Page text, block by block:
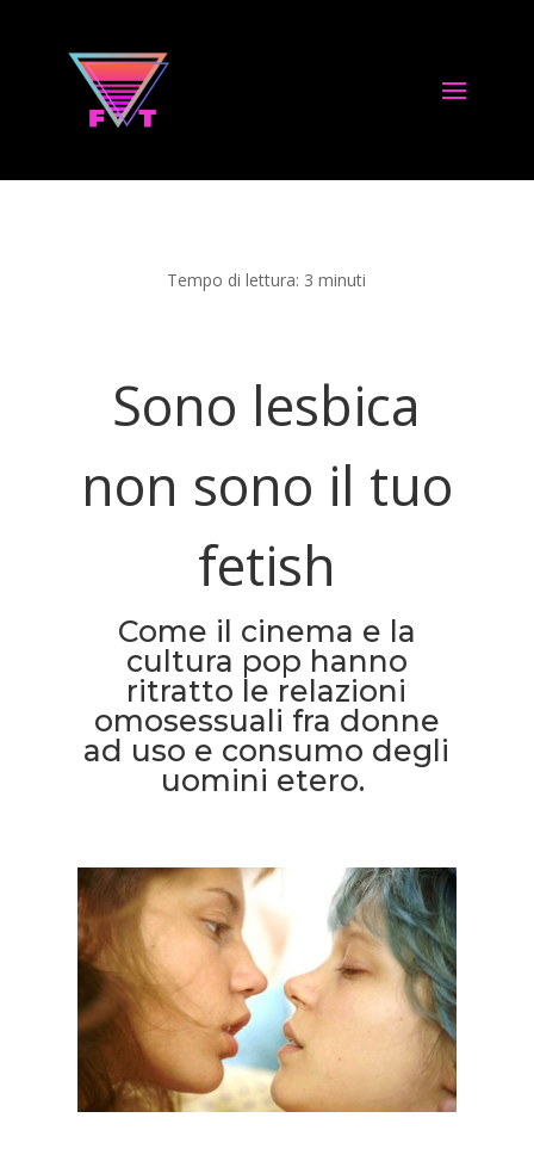
Tempo di lettura: 3 minuti
Sono lesbica
non sono il tuo
fetish
Come il cinema e la
cultura pop hanno
ritratto le relazioni
omosessuali fra donne
ad uso e consumo degli
uomini etero.